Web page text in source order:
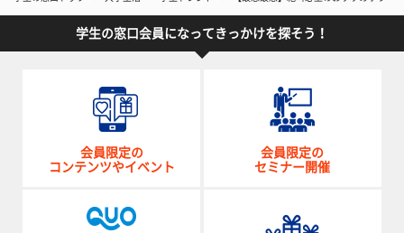
学生の窓口会員になってきっかけを探そう！
会員限定の
コンテンツやイベント
会員限定の
セミナー開催